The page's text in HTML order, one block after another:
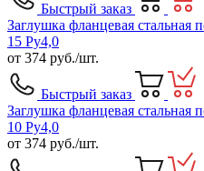
Быстрый заказ
Заглушка фланцевая
15 Ру4,0
от 374 руб./шт.
Быстрый заказ
Заглушка фланцевая
10 Ру4,0
от 374 руб./шт.